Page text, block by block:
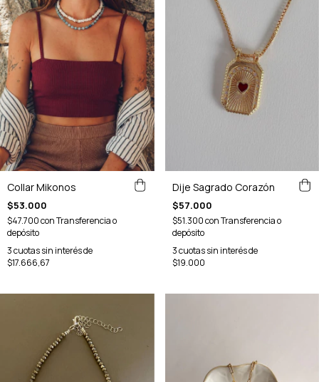
Collar Mikonos
$53.000
$47.700conTransferencia o
depósito
3cuotas sin interés de
$17.666,67
Dije Sagrado Corazón
$57.000
$51.300conTransferencia o
depósito
3cuotas sin interés de
$19.000